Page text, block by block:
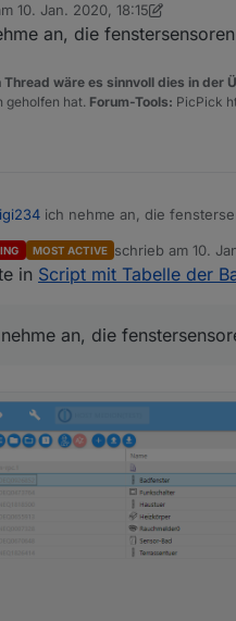
ok die haben low-bat - da
Homematic haben alle den low
auch ein Skript für Low Bat,
10. Jan. 2020, 18:15
von liv-in-sky1. Okt. 2020,
an, die
Thread wäre es sinnvoll dies in
geholfen hat. Forum-Tools: PicPick
ich nehme an, die
MOST ACTIVE schrieb am10.
zuletzt editiert
in Script mit Tabelle der
an, die